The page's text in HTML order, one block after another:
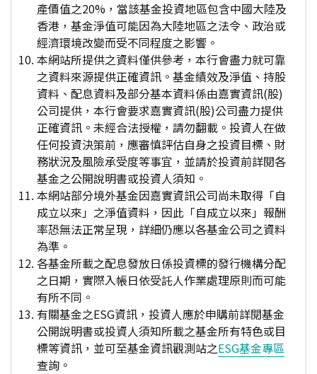
產價值之20%，當該基金投資地區包含中國大陸及
香港，基金淨值可能因為大陸地區之法令、政治或
經濟環境改變而受不同程度之影響。
本網站所提供之資料僅供參考，本行會盡力就可靠
之資料來源提供正確資訊。基金績效及淨值、持股
資料、配息資料及部分基本資料係由嘉實資訊(股)
公司提供，本行會要求嘉實資訊(股)公司盡力提供
正確資訊。未經合法授權，請勿翻載。投資人在做
任何投資決策前，應審慎評估自身之投資目標、財
務狀況及風險承受度等事宜，並請於投資前詳閱各
基金之公開說明書或投資人須知。
本網站部分境外基金因嘉實資訊公司尚未取得「自
成立以來」之淨值資料，因此「自成立以來」報酬
率恐無法正常呈現，詳細仍應以各基金公司之資料
為準。
各基金所載之配息發放日係投資標的發行機構分配
之日期，實際入帳日依受託人作業處理原則而可能
有所不同。
有關基金之ESG資訊，投資人應於申購前詳閱基金
公開說明書或投資人須知所載之基金所有特色或目
標等資訊，並可至基金資訊觀測站之ESG基金專區
查詢。